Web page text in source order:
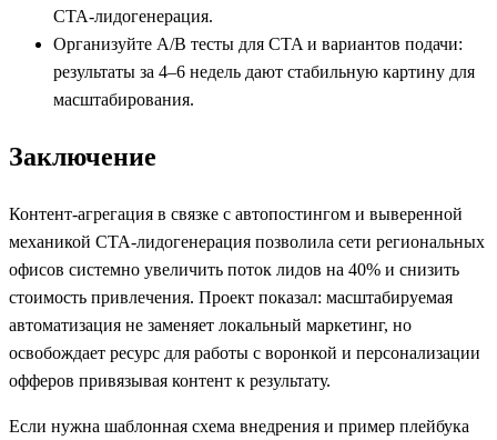
CTA‑лидогенерация.
Организуйте A/B тесты для CTA и вариантов подачи:
результаты за 4–6 недель дают стабильную картину для
масштабирования.
Заключение
Контент‑агрегация в связке с автопостингом и выверенной
механикой CTA‑лидогенерация позволила сети региональных
офисов системно увеличить поток лидов на 40% и снизить
стоимость привлечения. Проект показал: масштабируемая
автоматизация не заменяет локальный маркетинг, но
освобождает ресурс для работы с воронкой и персонализации
офферов привязывая контент к результату.
Если нужна шаблонная схема внедрения и пример плейбука